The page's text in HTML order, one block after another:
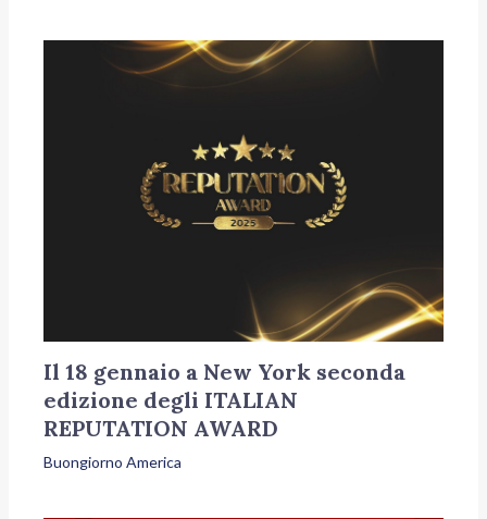
Il 18 gennaio a New York seconda
edizione degli ITALIAN
REPUTATION AWARD
Buongiorno America